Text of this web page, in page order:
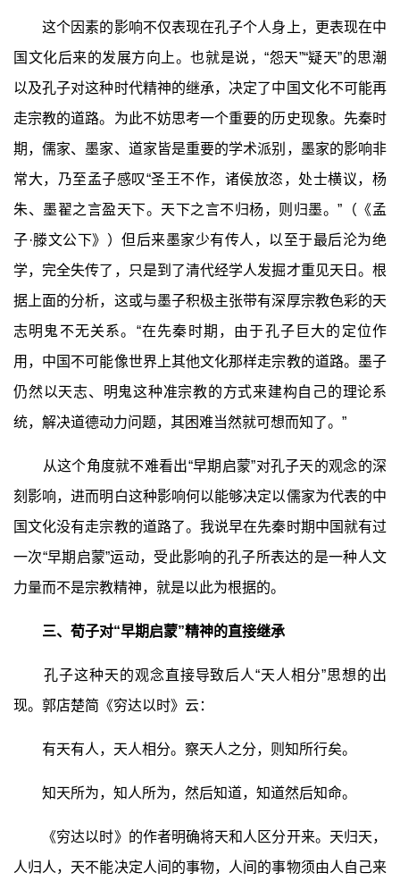
这个因素的影响不仅表现在孔子个人身上，更表现在中
国文化后来的发展方向上。也就是说，“怨天”“疑天”的思潮
以及孔子对这种时代精神的继承，决定了中国文化不可能再
走宗教的道路。为此不妨思考一个重要的历史现象。先秦时
期，儒家、墨家、道家皆是重要的学术派别，墨家的影响非
常大，乃至孟子感叹“圣王不作，诸侯放恣，处士横议，杨
朱、墨翟之言盈天下。天下之言不归杨，则归墨。”（《孟
子·滕文公下》）但后来墨家少有传人，以至于最后沦为绝
学，完全失传了，只是到了清代经学人发掘才重见天日。根
据上面的分析，这或与墨子积极主张带有深厚宗教色彩的天
志明鬼不无关系。“在先秦时期，由于孔子巨大的定位作
用，中国不可能像世界上其他文化那样走宗教的道路。墨子
仍然以天志、明鬼这种准宗教的方式来建构自己的理论系
统，解决道德动力问题，其困难当然就可想而知了。”
从这个角度就不难看出“早期启蒙”对孔子天的观念的深
刻影响，进而明白这种影响何以能够决定以儒家为代表的中
国文化没有走宗教的道路了。我说早在先秦时期中国就有过
一次“早期启蒙”运动，受此影响的孔子所表达的是一种人文
力量而不是宗教精神，就是以此为根据的。
三、荀子对“早期启蒙”精神的直接继承
孔子这种天的观念直接导致后人“天人相分”思想的出
现。郭店楚简《穷达以时》云：
有天有人，天人相分。察天人之分，则知所行矣。
知天所为，知人所为，然后知道，知道然后知命。
《穷达以时》的作者明确将天和人区分开来。天归天，
人归人，天不能决定人间的事物，人间的事物须由人自己来